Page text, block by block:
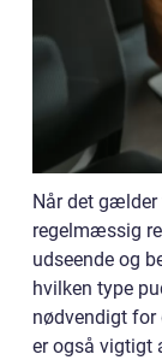
Når det
regelmæssig
udseende og
hvilken type
nødvendigt
er også vigtigt